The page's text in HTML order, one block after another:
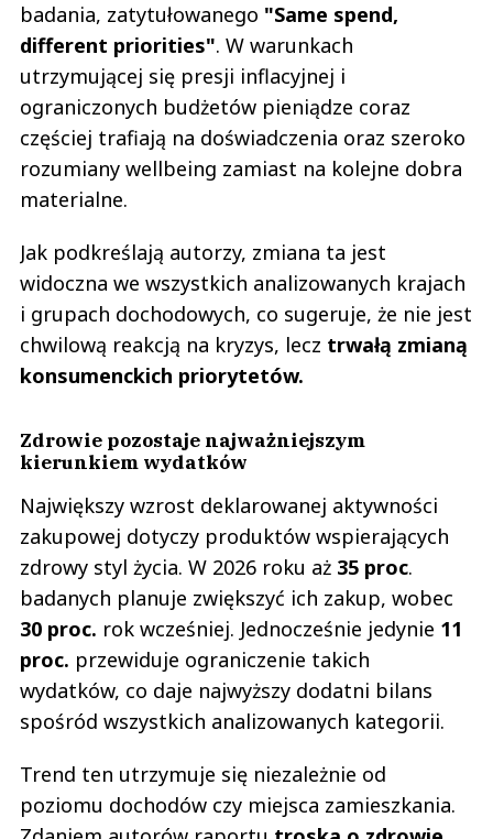
badania, zatytułowanego "Same spend,
different priorities". W warunkach
utrzymującej się presji inflacyjnej i
ograniczonych budżetów pieniądze coraz
częściej trafiają na doświadczenia oraz szeroko
rozumiany wellbeing zamiast na kolejne dobra
materialne.
Jak podkreślają autorzy, zmiana ta jest
widoczna we wszystkich analizowanych krajach
i grupach dochodowych, co sugeruje, że nie jest
chwilową reakcją na kryzys, lecz trwałą zmianą
konsumenckich priorytetów.
Zdrowie pozostaje najważniejszym
kierunkiem wydatków
Największy wzrost deklarowanej aktywności
zakupowej dotyczy produktów wspierających
zdrowy styl życia. W 2026 roku aż 35 proc.
badanych planuje zwiększyć ich zakup, wobec
30 proc. rok wcześniej. Jednocześnie jedynie 11
proc. przewiduje ograniczenie takich
wydatków, co daje najwyższy dodatni bilans
spośród wszystkich analizowanych kategorii.
Trend ten utrzymuje się niezależnie od
poziomu dochodów czy miejsca zamieszkania.